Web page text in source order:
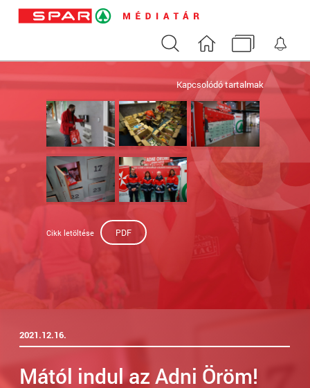
Keresés Nyitóoldal Médiatár
Kapcsolódó tartalmak
Cikk letöltése PDF
2021.12.16.
Mától indul az Adni Öröm!